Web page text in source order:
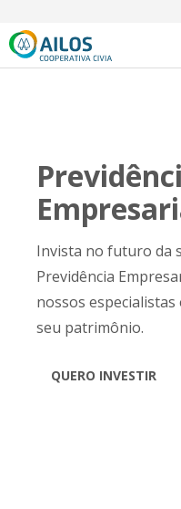
Invista no futuro da
Previdência
nossos
seu patrimônio.
QUERO INVESTIR